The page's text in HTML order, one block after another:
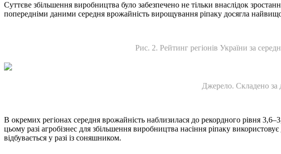
Суттєве збільшення виробництва було забезпечено не тільки внаслідок
попередніми даними середня врожайність вирощування ріпаку досягла
Рис. 2. Рейтинг регіонів України за
Джерело. Складено за
В окремих регіонах середня врожайність наблизилася до рекордного рівня
цьому разі агробізнес для збільшення виробництва насіння ріпаку
відбувається у разі із соняшником.